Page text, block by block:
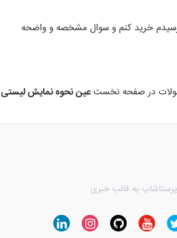
رسیدم خرید کنم و سوال مشخصه و واضحه
در صفحه نخستعین نحوه نمایش
به قالب خبری